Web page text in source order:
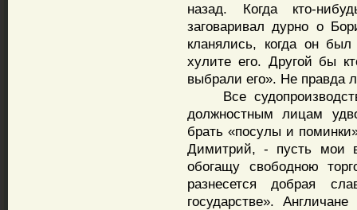
назад. Когда кто-
заговаривал дурно о
кланялись, когда он
хулите его. Другой бы
выбрали его». Не правда
Все
должностным лицам
брать «посулы и
Димитрий, - пусть мои
обогащу свободною
разнесется добрая
государстве».